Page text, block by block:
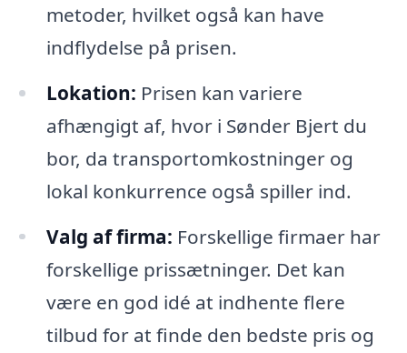
metoder, hvilket også kan have
indflydelse på prisen.
Lokation: Prisen kan variere
afhængigt af, hvor i Sønder Bjert du
bor, da transportomkostninger og
lokal konkurrence også spiller ind.
Valg af firma: Forskellige firmaer har
forskellige prissætninger. Det kan
være en god idé at indhente flere
tilbud for at finde den bedste pris og